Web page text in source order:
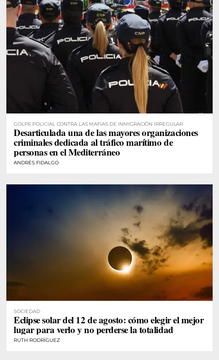
GOLPE POLICIAL CONTRA LAS MAFIAS DE INMIGRACIÓN IRREGULAR
Desarticulada una de las mayores organizaciones
criminales dedicada al tráfico marítimo de
personas en el Mediterráneo
ANDRÉS FIDALGO
SOCIEDAD
Eclipse solar del 12 de agosto: cómo elegir el mejor
lugar para verlo y no perderse la totalidad
RUTH RODRÍGUEZ